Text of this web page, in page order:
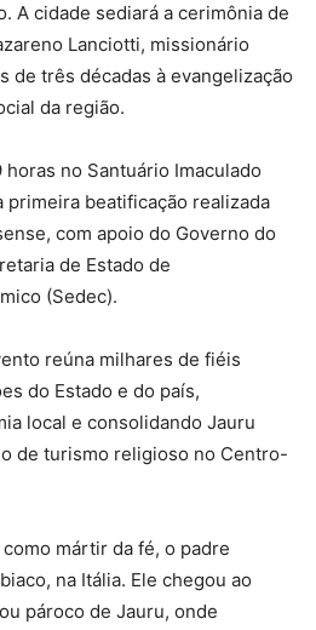
A cidade sediará a cerimônia de
Lanciotti, missionário
de três décadas à evangelização
da região.
horas no Santuário Imaculado
primeira beatificação realizada
com apoio do Governo do
de Estado de
(Sedec).
reúna milhares de fiéis
do Estado e do país,
local e consolidando Jauru
de turismo religioso no Centro-
mártir da fé, o padre
na Itália. Ele chegou ao
pároco de Jauru, onde